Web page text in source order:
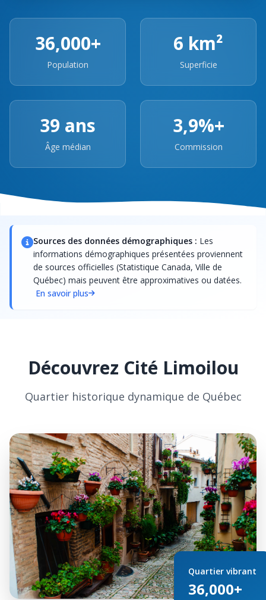
36,000+
Population
6 km²
Superficie
39 ans
Âge médian
3,9%+
Commission
Sources des données démographiques : Les
informations démographiques présentées proviennent
de sources officielles (Statistique Canada, Ville de
Québec) mais peuvent être approximatives ou datées.
En savoir plus
Découvrez Cité Limoilou
Quartier historique dynamique de Québec
Quartier vibrant
36,000+